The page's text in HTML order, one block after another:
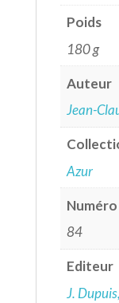
Poids
180 g
Auteur
Jean-
Azur
84
Editeur
J.